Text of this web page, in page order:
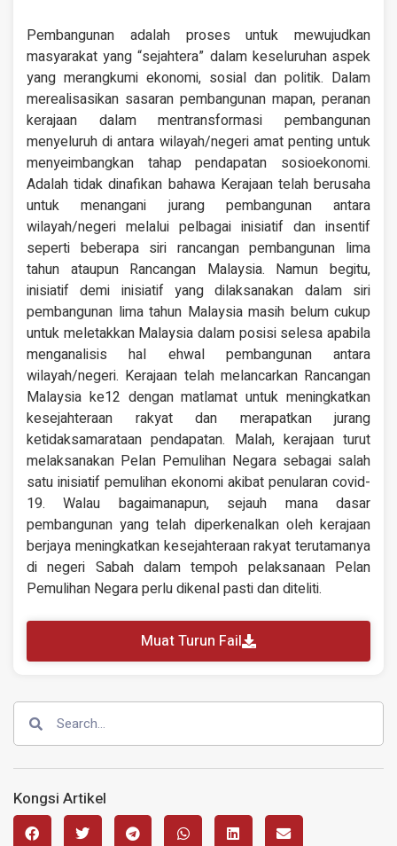
Pembangunan adalah proses untuk mewujudkan
masyarakat yang “sejahtera” dalam keseluruhan aspek
yang merangkumi ekonomi, sosial dan politik. Dalam
merealisasikan sasaran pembangunan mapan, peranan
kerajaan dalam mentransformasi pembangunan
menyeluruh di antara wilayah/negeri amat penting untuk
menyeimbangkan tahap pendapatan sosioekonomi.
Adalah tidak dinafikan bahawa Kerajaan telah berusaha
untuk menangani jurang pembangunan antara
wilayah/negeri melalui pelbagai inisiatif dan insentif
seperti beberapa siri rancangan pembangunan lima
tahun ataupun Rancangan Malaysia. Namun begitu,
inisiatif demi inisiatif yang dilaksanakan dalam siri
pembangunan lima tahun Malaysia masih belum cukup
untuk meletakkan Malaysia dalam posisi selesa apabila
menganalisis hal ehwal pembangunan antara
wilayah/negeri. Kerajaan telah melancarkan Rancangan
Malaysia ke12 dengan matlamat untuk meningkatkan
kesejahteraan rakyat dan merapatkan jurang
ketidaksamarataan pendapatan. Malah, kerajaan turut
melaksanakan Pelan Pemulihan Negara sebagai salah
satu inisiatif pemulihan ekonomi akibat penularan covid-
19. Walau bagaimanapun, sejauh mana dasar
pembangunan yang telah diperkenalkan oleh kerajaan
berjaya meningkatkan kesejahteraan rakyat terutamanya
di negeri Sabah dalam tempoh pelaksanaan Pelan
Pemulihan Negara perlu dikenal pasti dan diteliti.
Muat Turun Fail
Kongsi Artikel